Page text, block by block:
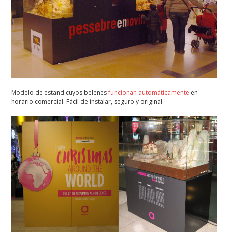
Modelo de estand cuyos belenesfuncionan automáticamente en
horario comercial. Fácil de instalar, seguro y original.